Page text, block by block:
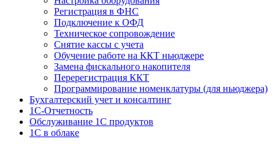
Регистрация в ФНС
Подключение к ОФД
Техническое сопровождение
Снятие кассы с учета
Обучение работе на ККТ ньюджере
Замена фискального накопителя
Перерегистрация ККТ
Программирование номенклатуры (для ньюджера)
Бухгалтерский учет и консалтинг
1С-Отчетность
Обслуживание 1С продуктов
1С в облаке